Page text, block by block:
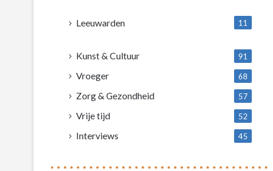
Leeuwarden
11
Kunst & Cultuur 91
Vroeger 68
Zorg & Gezondheid 57
Vrije tijd 52
Interviews 45